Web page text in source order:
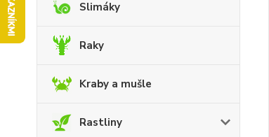
Slimáky
Raky
Kraby a mušle
Rastliny